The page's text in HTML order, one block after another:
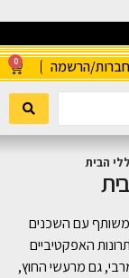
הרשמה 0
הבית
עם השכנים
האפקטיביים
גם מרעשי החוץ,